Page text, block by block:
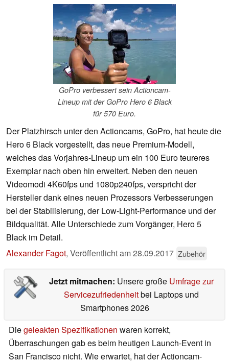
GoPro verbessert sein Actioncam-
Lineup mit der GoPro Hero 6 Black
für 570 Euro.
Der Platzhirsch unter den Actioncams, GoPro, hat heute die
Hero 6 Black vorgestellt, das neue Premium-Modell,
welches das Vorjahres-Lineup um ein 100 Euro teureres
Exemplar nach oben hin erweitert. Neben den neuen
Videomodi 4K60fps und 1080p240fps, verspricht der
Hersteller dank eines neuen Prozessors Verbesserungen
bei der Stabilisierung, der Low-Light-Performance und der
Bildqualität. Alle Unterschiede zum Vorgänger, Hero 5
Black im Detail.
Alexander Fagot, Veröffentlicht am28.09.2017 Zubehör
Jetzt mitmachen: Unsere große Umfrage zur
Servicezufriedenheitbei Laptops und
Smartphones 2026
Diegeleakten Spezifikationen waren korrekt,
Überraschungen gab es beim heutigen Launch-Event in
San Francisco nicht. Wie erwartet, hat der Actioncam-